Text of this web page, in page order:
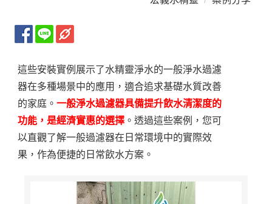
這些安裝實例展示了水精靈淨水的一般淨水過濾
器在多種場景中的應用，適合追求基礎水質改善
的家庭。 一般淨水過濾器具備提升飲水清潔度的
功能，是經濟實惠的選擇。透過這些案例，您可
以直觀了解一般過濾器在日常環境中的實際效
果，作為便捷的日常飲水方案。